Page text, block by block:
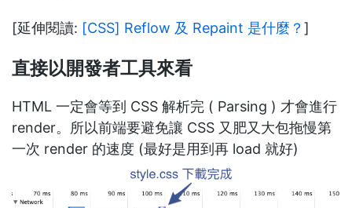
[延伸閱讀: [CSS] Reflow 及 Repaint 是什麼？ ]
直接以開發者工具來看
HTML 一定會等到 CSS 解析完 ( Parsing ) 才會進行
render。所以前端要避免讓 CSS 又肥又大包拖慢第
一次 render 的速度 (最好是用到再 load 就好)